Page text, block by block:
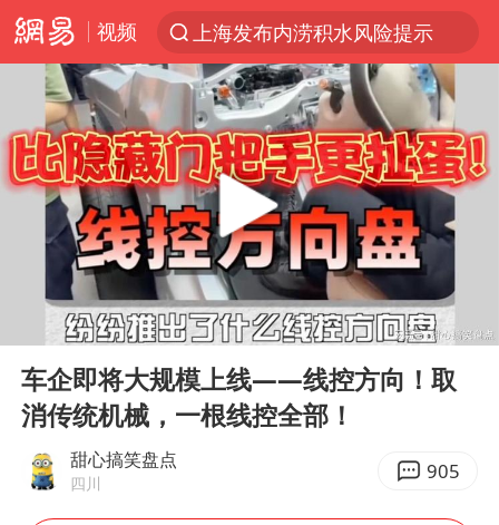
视频
上海发布内涝积水风险提示
台风“白海豚”登陆 各地各部门全力应对
江苏昆山升级发布暴雨红警
白海豚会重现杜苏芮强度吗
人形机器人第一股
中国女篮热身赛再胜尼日利亚女篮
上海地铁4条线路全线停运
宇树申购 中一签有望赚20万元
白海豚路径图
Play
00:00 02:19
车企即将大规模上线——线控方向！取
消传统机械，一根线控全部！
甜心搞笑盘点
四川 905